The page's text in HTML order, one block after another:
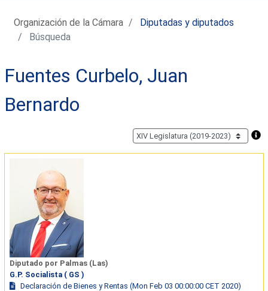
Organización de la Cámara
Diputadas y diputados
Búsqueda
Fuentes Curbelo, Juan
Bernardo
Diputado por Palmas (Las)
G.P. Socialista ( GS )
Declaración de Bienes y Rentas (Mon Feb 03 00:00:00 CET 2020)